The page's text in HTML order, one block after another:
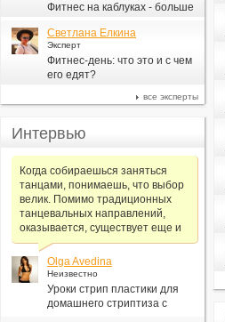
Фитнес на каблуках - больше
Светлана Елкина
Эксперт
Фитнес-день: что это и с чем
его едят?
все эксперты
Интервью
Когда собираешься заняться
танцами, понимаешь, что выбор
велик. Помимо традиционных
танцевальных направлений,
оказывается, существует еще и
Olga Avedina
Неизвестно
Уроки стрип пластики для
домашнего стриптиза с